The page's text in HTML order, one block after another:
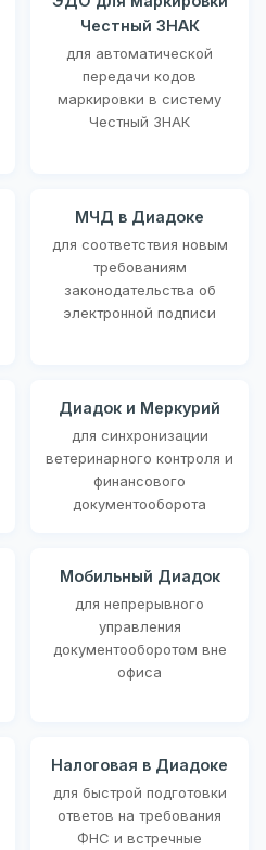
Честный ЗНАК
для автоматической
передачи кодов
маркировки в систему
Честный ЗНАК
МЧД в Диадоке
для соответствия новым
требованиям
законодательства об
электронной подписи
Диадок и Меркурий
для синхронизации
ветеринарного контроля и
финансового
документооборота
Мобильный Диадок
для непрерывного
управления
документооборотом вне
офиса
Налоговая в Диадоке
для быстрой подготовки
ответов на требования
ФНС и встречные